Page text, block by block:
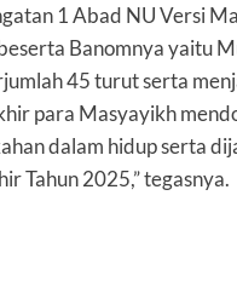
1 Abad NU Versi
Banomnya yaitu
45 turut serta
para Masyayikh
dalam hidup serta
Tahun 2025,” tegasnya.